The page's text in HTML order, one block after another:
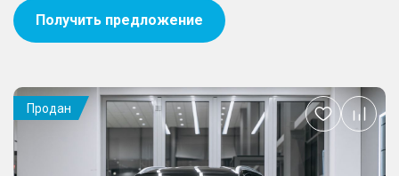
Получить предложение
Продан
Добавить
в
избранное